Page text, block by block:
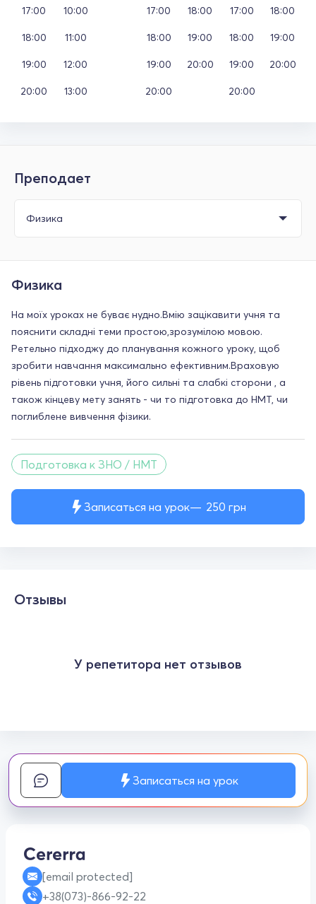
17:00
18:00
19:00
20:00
10:00
11:00
12:00
13:00
17:00
18:00
19:00
20:00
18:00
19:00
20:00
17:00
18:00
19:00
20:00
18:00
19:00
20:00
Преподает
Записаться на урок 250 грн
Физика
На моїх уроках не буває нудно.Вмію зацікавити учня та
пояснити складні теми простою,зрозумілою мовою.
Ретельно підходжу до планування кожного уроку, щоб
зробити навчання максимально ефективним.Враховую
рівень підготовки учня, його сильні та слабкі сторони , а
також кінцеву мету занять - чи то підготовка до НМТ, чи
поглиблене вивчення фізики.
Подготовка к ЗНО / НМТ
Отзывы
У репетитора нет отзывов
Записаться на урок
[email protected]
+38(073)-866-92-22